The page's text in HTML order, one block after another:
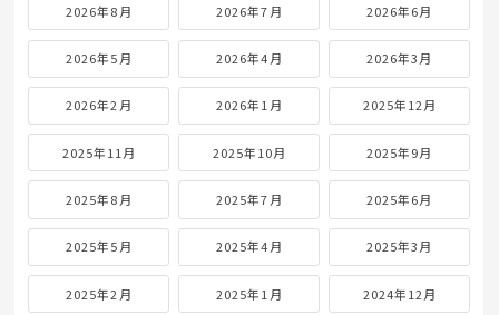
2026年8月 2026年7月 2026年6月
2026年5月 2026年4月 2026年3月
2026年2月 2026年1月 2025年12月
2025年11月 2025年10月 2025年9月
2025年8月 2025年7月 2025年6月
2025年5月 2025年4月 2025年3月
2025年2月 2025年1月 2024年12月